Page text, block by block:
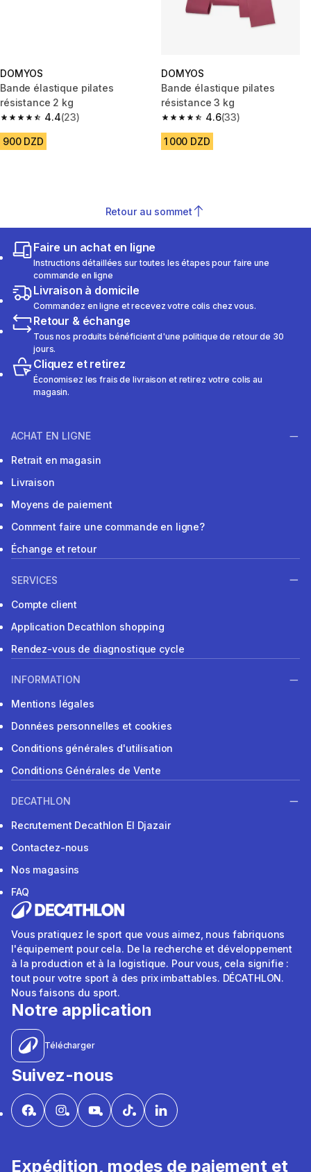
DOMYOS
Bande élastique pilates
résistance 2 kg
4.4
4.4 out of 5 stars from 23 reviews
(23)
900 DZD
DOMYOS
Bande élastique pilates
résistance 3 kg
4.6
4.6 out of 5 stars from 33
(33)
1 000 DZD
Retour au sommet
Faire un achat en ligne
Instructions détaillées sur toutes les étapes pour faire une
commande en ligne
Livraison à domicile
Commandez en ligne et recevez votre colis chez vous.
Retour & échange
Tous nos produits bénéficient d'une politique de retour de 30
jours.
Cliquez et retirez
Économisez les frais de livraison et retirez votre colis au
magasin.
ACHAT EN LIGNE
Retrait en magasin
Livraison
Moyens de paiement
Comment faire une commande en ligne?
Échange et retour
SERVICES
Compte client
Application Decathlon shopping
Rendez-vous de diagnostique cycle
INFORMATION
Mentions légales
Données personnelles et cookies
Conditions générales d'utilisation
Conditions Générales de Vente
DECATHLON
Recrutement Decathlon El Djazair
Contactez-nous
Nos magasins
FAQ
Vous pratiquez le sport que vous aimez, nous fabriquons
l'équipement pour cela. De la recherche et développement
à la production et à la logistique. Pour vous, cela signifie :
tout pour votre sport à des prix imbattables. DÉCATHLON.
Nous faisons du sport.
Notre application
Télécharger
Suivez-nous
Expédition, modes de paiement et